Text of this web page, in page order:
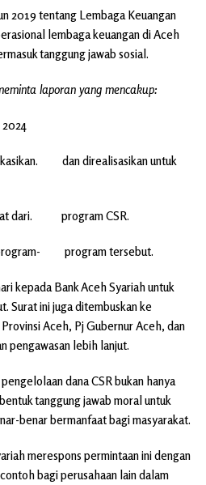
2019 tentang Lembaga Keuangan
lembaga keuangan di Aceh
tanggung jawab sosial.
laporan yang mencakup:
2024
dan direalisasikan untuk
dari. program CSR.
program- program tersebut.
kepada Bank Aceh Syariah untuk
Surat ini juga ditembuskan ke
Aceh, Pj Gubernur Aceh, dan
pengawasan lebih lanjut.
dana CSR bukan hanya
tanggung jawab moral untuk
benar bermanfaat bagi masyarakat.
merespons permintaan ini dengan
bagi perusahaan lain dalam